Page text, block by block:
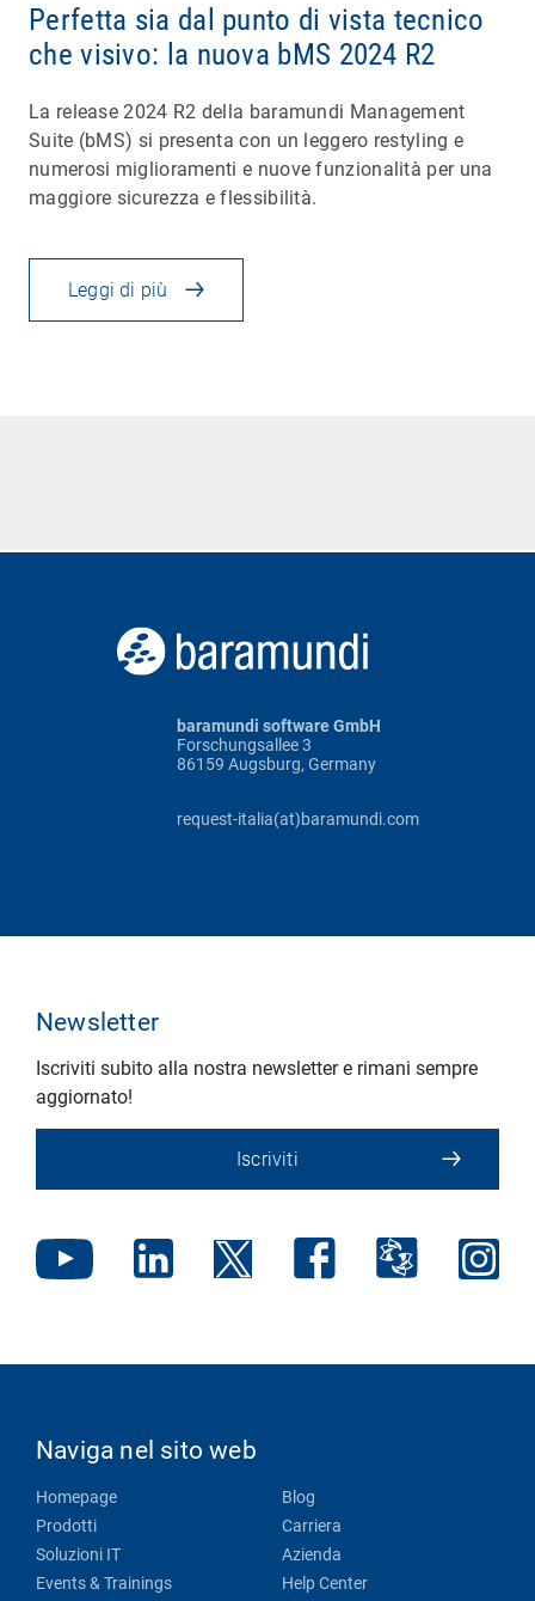
Perfetta sia dal punto di vista tecnico
che visivo: la nuova bMS 2024 R2
La release 2024 R2 della baramundi Management
Suite (bMS) si presenta con un leggero restyling e
numerosi miglioramenti e nuove funzionalità per una
maggiore sicurezza e flessibilità.
Leggi di più
baramundi software GmbH
Forschungsallee 3
86159 Augsburg, Germany
request-italia(at)baramundi.com
Newsletter
Iscriviti subito alla nostra newsletter e rimani sempre
aggiornato!
Iscriviti
Naviga nel sito web
Homepage
Prodotti
Soluzioni IT
Events & Trainings
Blog
Carriera
Azienda
Help Center